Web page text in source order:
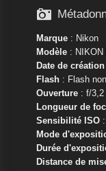

Marque: Nikon
Modèle: NIKON
Date de création
Flash: Flash
Ouverture: f/3,2
Longueur de
Sensibilité ISO:
Mode
Durée
Distance de